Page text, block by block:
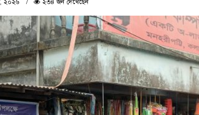
২০২৬ ২৩৪ জন দেখেছেন